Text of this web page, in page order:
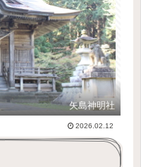
矢島神明社
2026.02.12